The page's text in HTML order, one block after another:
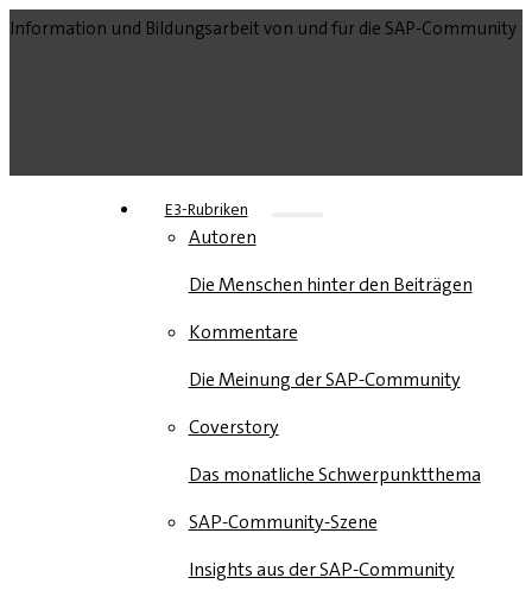
Information und Bildungsarbeit von und für die SAP-Community
E3-Rubriken
Autoren
Die Menschen hinter den Beiträgen
Kommentare
Die Meinung der SAP-Community
Coverstory
Das monatliche Schwerpunktthema
SAP-Community-Szene
Insights aus der SAP-Community